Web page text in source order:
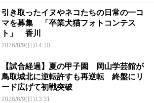
引き取ったイヌやネコたちの日常の一コ
マを募集 「卒業犬猫フォトコンテス
ト」 香川
2026/8/9(日)14:10
【試合経過】夏の甲子園 岡山学芸館が
鳥取城北に逆転許すも再逆転 終盤にリ
ード広げて初戦突破
2026/8/9(日)13:31